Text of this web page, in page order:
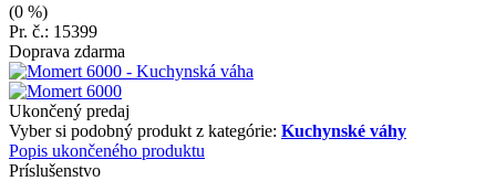
(0 %)
Pr. č.: 15399
Doprava zdarma
Ukončený predaj
Vyber si podobný produkt z kategórie: Kuchynské váhy
Popis ukončeného produktu
Príslušenstvo